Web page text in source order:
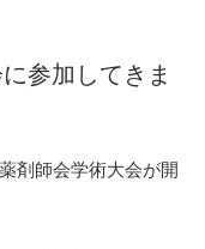
参加してきま
剤師会学術大会が開